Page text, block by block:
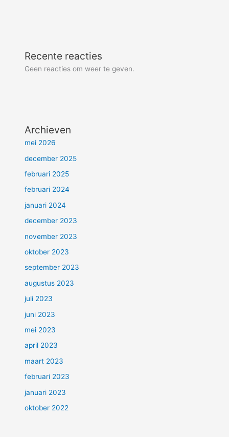
Recente reacties
Geen reacties om weer te geven.
Archieven
mei 2026
december 2025
februari 2025
februari 2024
januari 2024
december 2023
november 2023
oktober 2023
september 2023
augustus 2023
juli 2023
juni 2023
mei 2023
april 2023
maart 2023
februari 2023
januari 2023
oktober 2022